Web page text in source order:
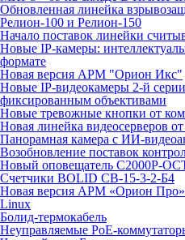
Обновленная линейка
Релион-100 и Релион-150
Начало поставок линейки
Новые IP-камеры:
формате
Новая версия АРМ "Орион Икс"
Новые IP-видеокамеры 2-й
фиксированным объективами
Новые тревожные кнопки от
Новая линейка видеосерверов
Панорамная камера с ИИ-
Возобновление поставок
Новый оповещатель С2000Р-
Счетчики BOLID СВ-15-3-2-Б4
Новая версия АРМ «Орион
Linux
Болид-термокабель
Неуправляемые PoE-